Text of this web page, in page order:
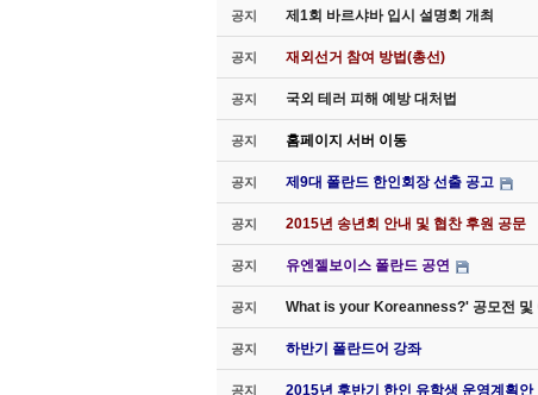
공지 제1회 바르샤바 입시 설명회 개최
공지 재외선거 참여 방법(총선)
공지 국외 테러 피해 예방 대처법
공지 홈페이지 서버 이동
공지 제9대 폴란드 한인회장 선출 공고
공지 2015년 송년회 안내 및 협찬 후원 공문
공지 유엔젤보이스 폴란드 공연
공지 What is your Koreanness?' 공모전 및
공지 하반기 폴란드어 강좌
공지 2015년 후반기 한인 유학생 운영계획안